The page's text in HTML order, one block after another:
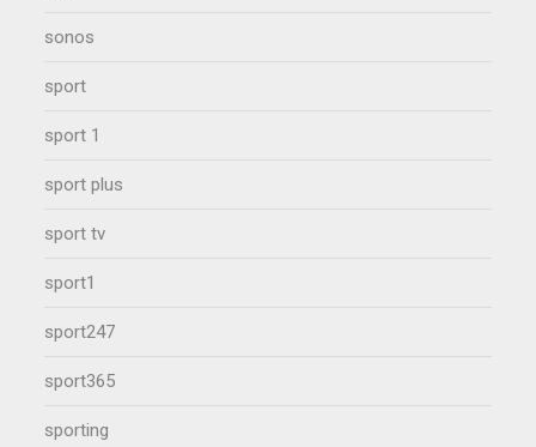
sonos
sport
sport 1
sport plus
sport tv
sport1
sport247
sport365
sporting